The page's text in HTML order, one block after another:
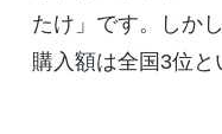
たけ」です。しか
購入額は全国3位と